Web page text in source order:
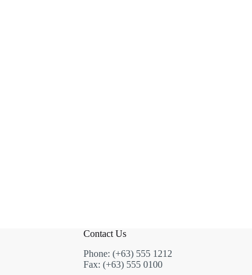
Contact Us
Phone: (+63) 555 1212
Fax: (+63) 555 0100